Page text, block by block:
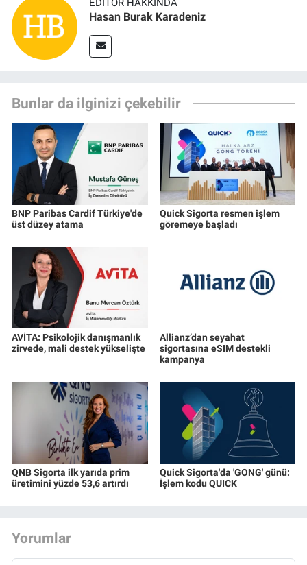
EDITÖR HAKKINDA
Hasan Burak Karadeniz
Bunlar da ilginizi çekebilir
BNP Paribas Cardif Türkiye'de
üst düzey atama
Quick Sigorta resmen işlem
göremeye başladı
AVİTA: Psikolojik danışmanlık
zirvede, mali destek yükselişte
Allianz’dan seyahat
sigortasına eSIM destekli
kampanya
QNB Sigorta ilk yarıda prim
üretimini yüzde 53,6 artırdı
Quick Sigorta'da 'GONG' günü:
İşlem kodu QUICK
Yorumlar